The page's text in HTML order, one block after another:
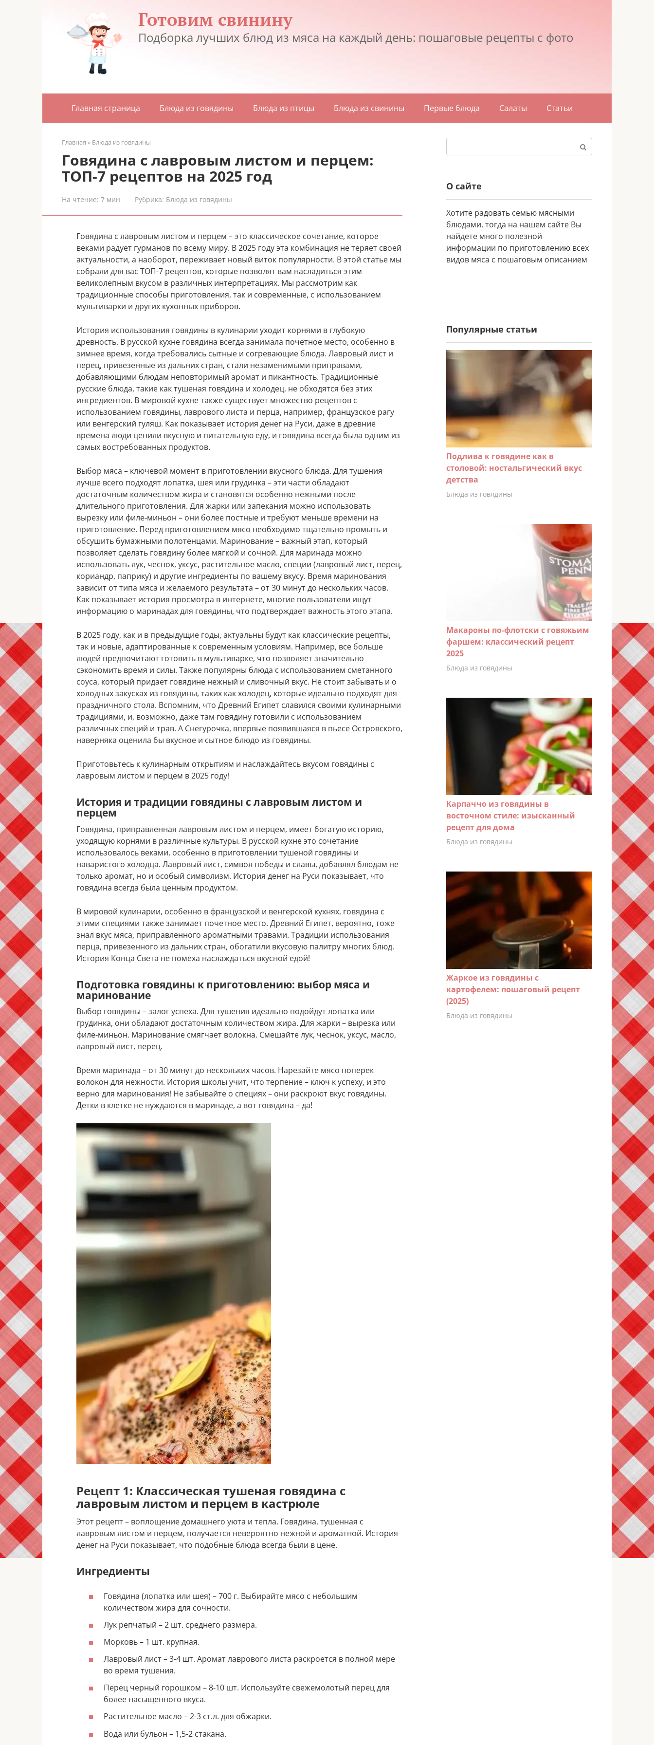
Готовим свинину
Подборка лучших блюд из мяса на каждый день: пошаговые рецепты с фото
Главная страница Блюда из говядины Блюда из птицы Блюда из свинины Первые блюда Салаты Статьи
Главная » Блюда из говядины
Говядина с лавровым листом и перцем:
ТОП-7 рецептов на 2025 год
На чтение: 7 мин Рубрика: Блюда из говядины
Говядина с лавровым листом и перцем – это классическое сочетание, которое
веками радует гурманов по всему миру. В 2025 году эта комбинация не теряет своей
актуальности, а наоборот, переживает новый виток популярности. В этой статье мы
собрали для вас ТОП-7 рецептов, которые позволят вам насладиться этим
великолепным вкусом в различных интерпретациях. Мы рассмотрим как
традиционные способы приготовления, так и современные, с использованием
мультиварки и других кухонных приборов.
История использования говядины в кулинарии уходит корнями в глубокую
древность. В русской кухне говядина всегда занимала почетное место, особенно в
зимнее время, когда требовались сытные и согревающие блюда. Лавровый лист и
перец, привезенные из дальних стран, стали незаменимыми приправами,
добавляющими блюдам неповторимый аромат и пикантность. Традиционные
русские блюда, такие как тушеная говядина и холодец, не обходятся без этих
ингредиентов. В мировой кухне также существует множество рецептов с
использованием говядины, лаврового листа и перца, например, французское рагу
или венгерский гуляш. Как показывает история денег на Руси, даже в древние
времена люди ценили вкусную и питательную еду, и говядина всегда была одним из
самых востребованных продуктов.
Выбор мяса – ключевой момент в приготовлении вкусного блюда. Для тушения
лучше всего подходят лопатка, шея или грудинка – эти части обладают
достаточным количеством жира и становятся особенно нежными после
длительного приготовления. Для жарки или запекания можно использовать
вырезку или филе-миньон – они более постные и требуют меньше времени на
приготовление. Перед приготовлением мясо необходимо тщательно промыть и
обсушить бумажными полотенцами. Маринование – важный этап, который
позволяет сделать говядину более мягкой и сочной. Для маринада можно
использовать лук, чеснок, уксус, растительное масло, специи (лавровый лист, перец,
кориандр, паприку) и другие ингредиенты по вашему вкусу. Время маринования
зависит от типа мяса и желаемого результата – от 30 минут до нескольких часов.
Как показывает история просмотра в интернете, многие пользователи ищут
информацию о маринадах для говядины, что подтверждает важность этого этапа.
В 2025 году, как и в предыдущие годы, актуальны будут как классические рецепты,
так и новые, адаптированные к современным условиям. Например, все больше
людей предпочитают готовить в мультиварке, что позволяет значительно
сэкономить время и силы. Также популярны блюда с использованием сметанного
соуса, который придает говядине нежный и сливочный вкус. Не стоит забывать и о
холодных закусках из говядины, таких как холодец, которые идеально подходят для
праздничного стола. Вспомним, что Древний Египет славился своими кулинарными
традициями, и, возможно, даже там говядину готовили с использованием
различных специй и трав. А Снегурочка, впервые появившаяся в пьесе Островского,
наверняка оценила бы вкусное и сытное блюдо из говядины.
Приготовьтесь к кулинарным открытиям и наслаждайтесь вкусом говядины с
лавровым листом и перцем в 2025 году!
История и традиции говядины с лавровым листом и
перцем
Говядина, приправленная лавровым листом и перцем, имеет богатую историю,
уходящую корнями в различные культуры. В русской кухне это сочетание
использовалось веками, особенно в приготовлении тушеной говядины и
наваристого холодца. Лавровый лист, символ победы и славы, добавлял блюдам не
только аромат, но и особый символизм. История денег на Руси показывает, что
говядина всегда была ценным продуктом.
В мировой кулинарии, особенно в французской и венгерской кухнях, говядина с
этими специями также занимает почетное место. Древний Египет, вероятно, тоже
знал вкус мяса, приправленного ароматными травами. Традиции использования
перца, привезенного из дальних стран, обогатили вкусовую палитру многих блюд.
История Конца Света не помеха наслаждаться вкусной едой!
Подготовка говядины к приготовлению: выбор мяса и
маринование
Выбор говядины – залог успеха. Для тушения идеально подойдут лопатка или
грудинка, они обладают достаточным количеством жира. Для жарки – вырезка или
филе-миньон. Маринование смягчает волокна. Смешайте лук, чеснок, уксус, масло,
лавровый лист, перец.
Время маринада – от 30 минут до нескольких часов. Нарезайте мясо поперек
волокон для нежности. История школы учит, что терпение – ключ к успеху, и это
верно для маринования! Не забывайте о специях – они раскроют вкус говядины.
Детки в клетке не нуждаются в маринаде, а вот говядина – да!
Рецепт 1: Классическая тушеная говядина с
лавровым листом и перцем в кастрюле
Этот рецепт – воплощение домашнего уюта и тепла. Говядина, тушенная с
лавровым листом и перцем, получается невероятно нежной и ароматной. История
денег на Руси показывает, что подобные блюда всегда были в цене.
Ингредиенты
Говядина (лопатка или шея) – 700 г. Выбирайте мясо с небольшим
количеством жира для сочности.
Лук репчатый – 2 шт. среднего размера.
Морковь – 1 шт. крупная.
Лавровый лист – 3-4 шт. Аромат лаврового листа раскроется в полной мере
во время тушения.
Перец черный горошком – 8-10 шт. Используйте свежемолотый перец для
более насыщенного вкуса.
Растительное масло – 2-3 ст.л. для обжарки.
Вода или бульон – 1,5-2 стакана.
О сайте
Хотите радовать семью мясными
блюдами, тогда на нашем сайте Вы
найдете много полезной
информации по приготовлению всех
видов мяса с пошаговым описанием
Популярные статьи
Подлива к говядине как в
столовой: ностальгический вкус
детства
Блюда из говядины
Макароны по-флотски с говяжьим
фаршем: классический рецепт
2025
Блюда из говядины
Карпаччо из говядины в
восточном стиле: изысканный
рецепт для дома
Блюда из говядины
Жаркое из говядины с
картофелем: пошаговый рецепт
(2025)
Блюда из говядины